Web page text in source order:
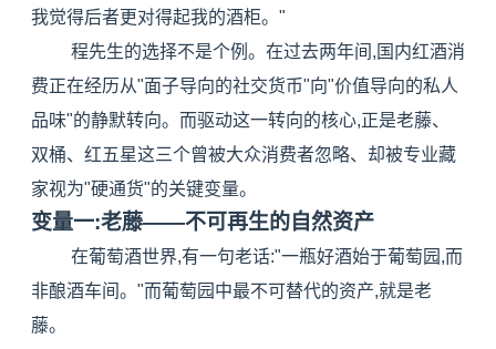
我觉得后者更对得起我的酒柜。"
程先生的选择不是个例。在过去两年间,国内红酒消
费正在经历从"面子导向的社交货币"向"价值导向的私人
品味"的静默转向。而驱动这一转向的核心,正是老藤、
双桶、红五星这三个曾被大众消费者忽略、却被专业藏
家视为"硬通货"的关键变量。
变量一:老藤——不可再生的自然资产
在葡萄酒世界,有一句老话:"一瓶好酒始于葡萄园,而
非酿酒车间。"而葡萄园中最不可替代的资产,就是老
藤。